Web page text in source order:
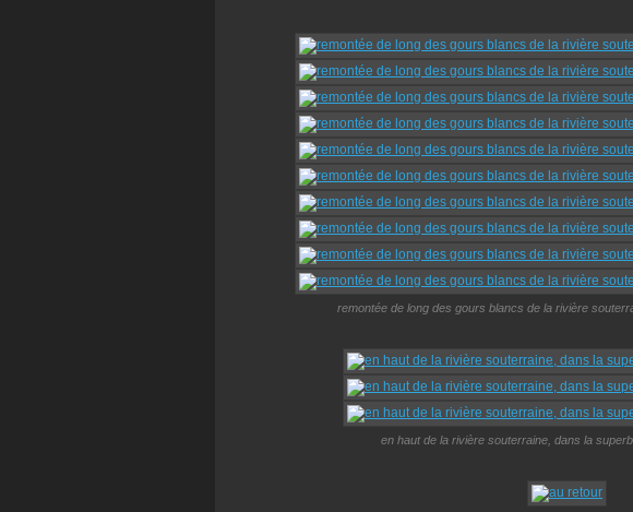
remontée de long des gours blancs de la rivière
en haut de la rivière souterraine, dans la